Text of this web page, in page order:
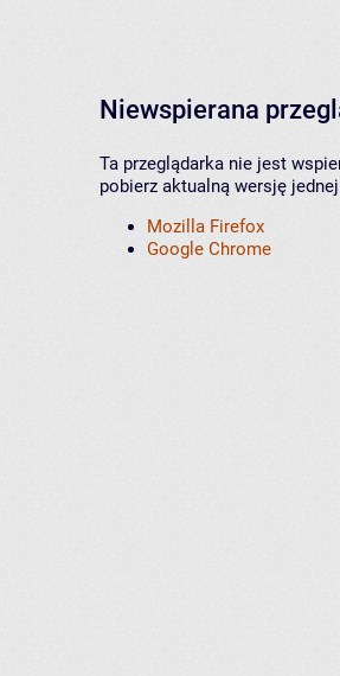
Niewspierana
Ta przeglądarka nie jest
pobierz aktualną wersję
Mozilla Firefox
Google Chrome